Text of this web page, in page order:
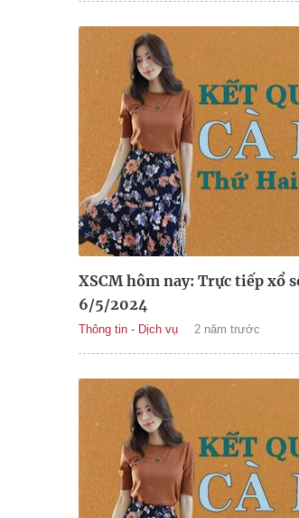
XSCM hôm nay: Trực tiếp xổ
6/5/2024
Thông tin - Dịch vụ 2 năm trước